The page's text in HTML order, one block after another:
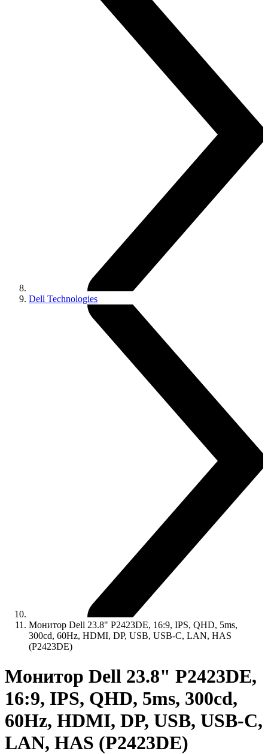
Dell Technologies
Монитор Dell 23.8" P2423DE, 16:9, IPS, QHD, 5ms,
300cd, 60Hz, HDMI, DP, USB, USB-C, LAN, HAS
(P2423DE)
Монитор Dell 23.8" P2423DE,
16:9, IPS, QHD, 5ms, 300cd,
60Hz, HDMI, DP, USB, USB-C,
LAN, HAS (P2423DE)